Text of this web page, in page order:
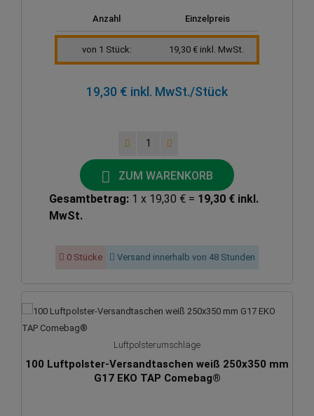
Anzahl Einzelpreis
von 1 Stück: 19,30 € inkl. MwSt.
19,30 € inkl. MwSt./Stück
ZUM WARENKORB
Gesamtbetrag: 1 x 19,30 € = 19,30 € inkl.
MwSt.
0 Stücke Versand innerhalb von 48 Stunden
Luftpolsterumschläge
100 Luftpolster-Versandtaschen weiß 250x350 mm
G17 EKO TAP Comebag®